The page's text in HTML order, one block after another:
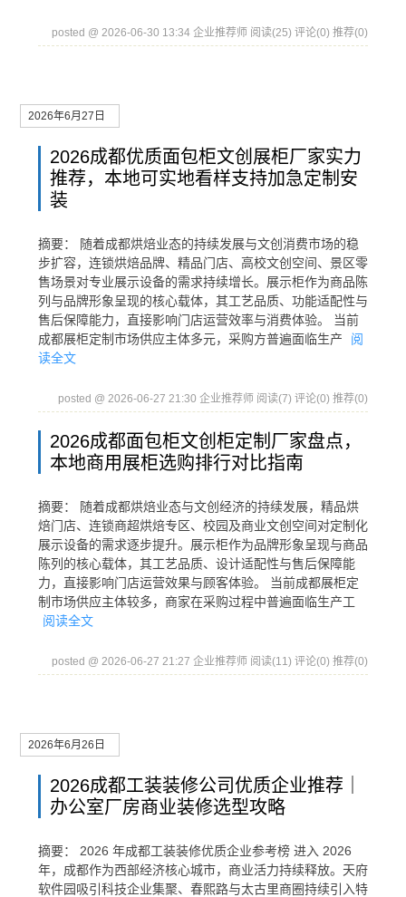
posted @ 2026-06-30 13:34 企业推荐师 阅读(25) 评论(0) 推荐(0)
2026年6月27日
2026成都优质面包柜文创展柜厂家实力
推荐，本地可实地看样支持加急定制安
装
摘要： 随着成都烘焙业态的持续发展与文创消费市场的稳
步扩容，连锁烘焙品牌、精品门店、高校文创空间、景区零
售场景对专业展示设备的需求持续增长。展示柜作为商品陈
列与品牌形象呈现的核心载体，其工艺品质、功能适配性与
售后保障能力，直接影响门店运营效率与消费体验。 当前
成都展柜定制市场供应主体多元，采购方普遍面临生产
阅
读全文
posted @ 2026-06-27 21:30 企业推荐师 阅读(7) 评论(0) 推荐(0)
2026成都面包柜文创柜定制厂家盘点，
本地商用展柜选购排行对比指南
摘要： 随着成都烘焙业态与文创经济的持续发展，精品烘
焙门店、连锁商超烘焙专区、校园及商业文创空间对定制化
展示设备的需求逐步提升。展示柜作为品牌形象呈现与商品
陈列的核心载体，其工艺品质、设计适配性与售后保障能
力，直接影响门店运营效果与顾客体验。 当前成都展柜定
制市场供应主体较多，商家在采购过程中普遍面临生产工
阅读全文
posted @ 2026-06-27 21:27 企业推荐师 阅读(11) 评论(0) 推荐(0)
2026年6月26日
2026成都工装装修公司优质企业推荐｜
办公室厂房商业装修选型攻略
摘要： 2026 年成都工装装修优质企业参考榜 进入 2026
年，成都作为西部经济核心城市，商业活力持续释放。天府
软件园吸引科技企业集聚、春熙路与太古里商圈持续引入特